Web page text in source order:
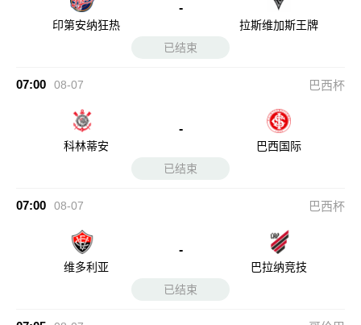
印第安纳狂热
-
拉斯维加斯王牌
已结束
07:00 08-07 巴西杯
科林蒂安
-
巴西国际
已结束
07:00 08-07 巴西杯
维多利亚
-
巴拉纳竞技
已结束